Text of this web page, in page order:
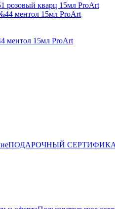
розовый кварц 15мл ProArt
ментол 15мл ProArt
ПОДАРОЧНЫЙ